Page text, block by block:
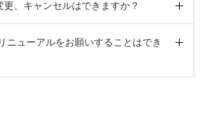
更、キャンセルはできますか？
ニューアルをお願いすることはでき